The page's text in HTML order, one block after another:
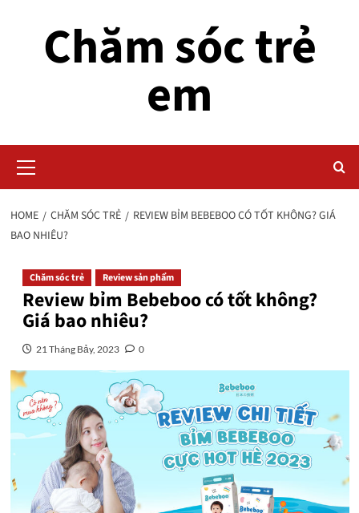
Chăm sóc trẻ
em
Menu
HOME CHĂM SÓC TRẺ
REVIEW BỈM BEBEBOO CÓ TỐT KHÔNG? GIÁ
BAO NHIÊU?
Chăm sóc trẻ Review sản phẩm
Review bỉm Bebeboo có tốt không?
Giá bao nhiêu?
21 Tháng Bảy, 2023 0